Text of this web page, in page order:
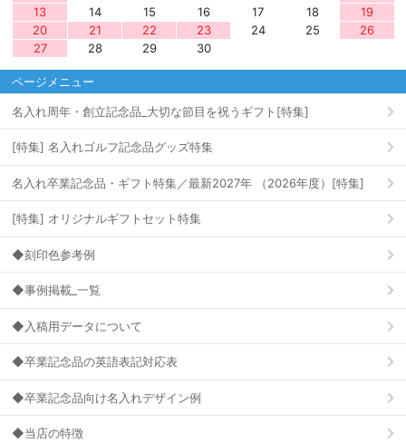
13
14 15 16 17 18
19
20
21 22 23 24 25
26
27
28 29 30
ページメニュー
名入れ周年・創立記念品_大切な節目を祝うギフト[特集]
[特集] 名入れゴルフ記念品グッズ特集
名入れ卒業記念品・ギフト特集／最新2027年 （2026年度）[特集]
[特集] オリジナルギフトセット特集
◆刻印色参考例
◆事例掲載_一覧
◆入稿用データについて
◆卒業記念品の英語表記対応表
◆卒業記念品向け名入れデザイン例
◆当店の特徴